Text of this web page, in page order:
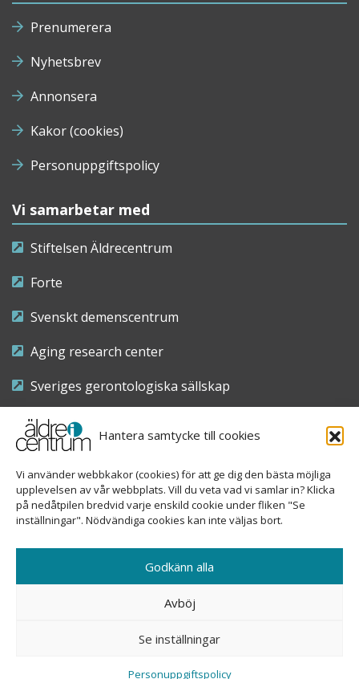
Hantera samtycke till cookies
Vi använder webbkakor (cookies) för att ge dig den bästa möjliga
upplevelsen av vår webbplats. Vill du veta vad vi samlar in? Klicka
på nedåtpilen bredvid varje enskild cookie under fliken "Se
inställningar". Nödvändiga cookies kan inte väljas bort.
Godkänn alla
Avböj
Se inställningar
Personuppgiftspolicy
Prenumerera
Nyhetsbrev
Annonsera
Kakor (cookies)
Personuppgiftspolicy
Vi samarbetar med
Stiftelsen Äldrecentrum
Forte
Svenskt demenscentrum
Aging research center
Sveriges gerontologiska sällskap
Riksföreningen för sjuksköterskor inom äldre- och
demensvård
Nationellt kompetenscentrum anhöriga
Sveavägen 155, 113 46 Stockholm
08-690 58 84
info@aldreicentrum.se
Ansvarig utgivare: Åsa Hedberg Rundgren